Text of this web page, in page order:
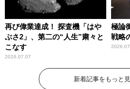
再び偉業達成！ 探査機「はや
ぶさ2」、第二の“人生”粛々と
こなす
2026.07.07
極論
戦略
新着記事をもっと